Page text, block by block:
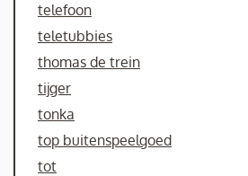
telefoon
teletubbies
thomas de trein
tijger
tonka
top buitenspeelgoed
tot